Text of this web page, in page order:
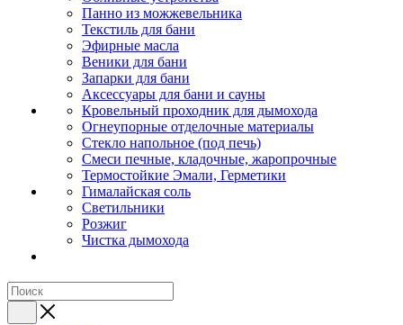
Панно из можжевельника
Текстиль для бани
Эфирные масла
Веники для бани
Запарки для бани
Аксессуары для бани и сауны
Кровельный проходник для дымохода
Огнеупорные отделочные материалы
Стекло напольное (под печь)
Смеси печные, кладочные, жаропрочные
Термостойкие Эмали, Герметики
Гималайская соль
Светильники
Розжиг
Чистка дымохода